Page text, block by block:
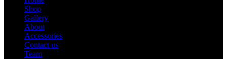
Shop
Gallery
About
Accessories
Contact us
Team